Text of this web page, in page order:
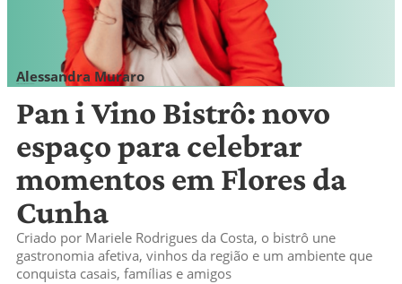
Alessandra Muraro
Pan i Vino Bistrô: novo
espaço para celebrar
momentos em Flores da
Cunha
Criado por Mariele Rodrigues da Costa, o bistrô une
gastronomia afetiva, vinhos da região e um ambiente que
conquista casais, famílias e amigos